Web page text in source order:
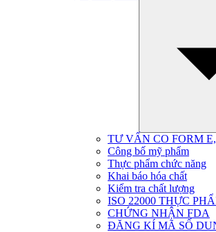
TƯ VẤN CO FORM
Công bố mỹ phẩm
Thực phẩm chức năng
Khai báo hóa chất
Kiểm tra chất lượng
ISO 22000 THỰC
CHỨNG NHẬN FDA
ĐĂNG KÍ MÃ SỐ